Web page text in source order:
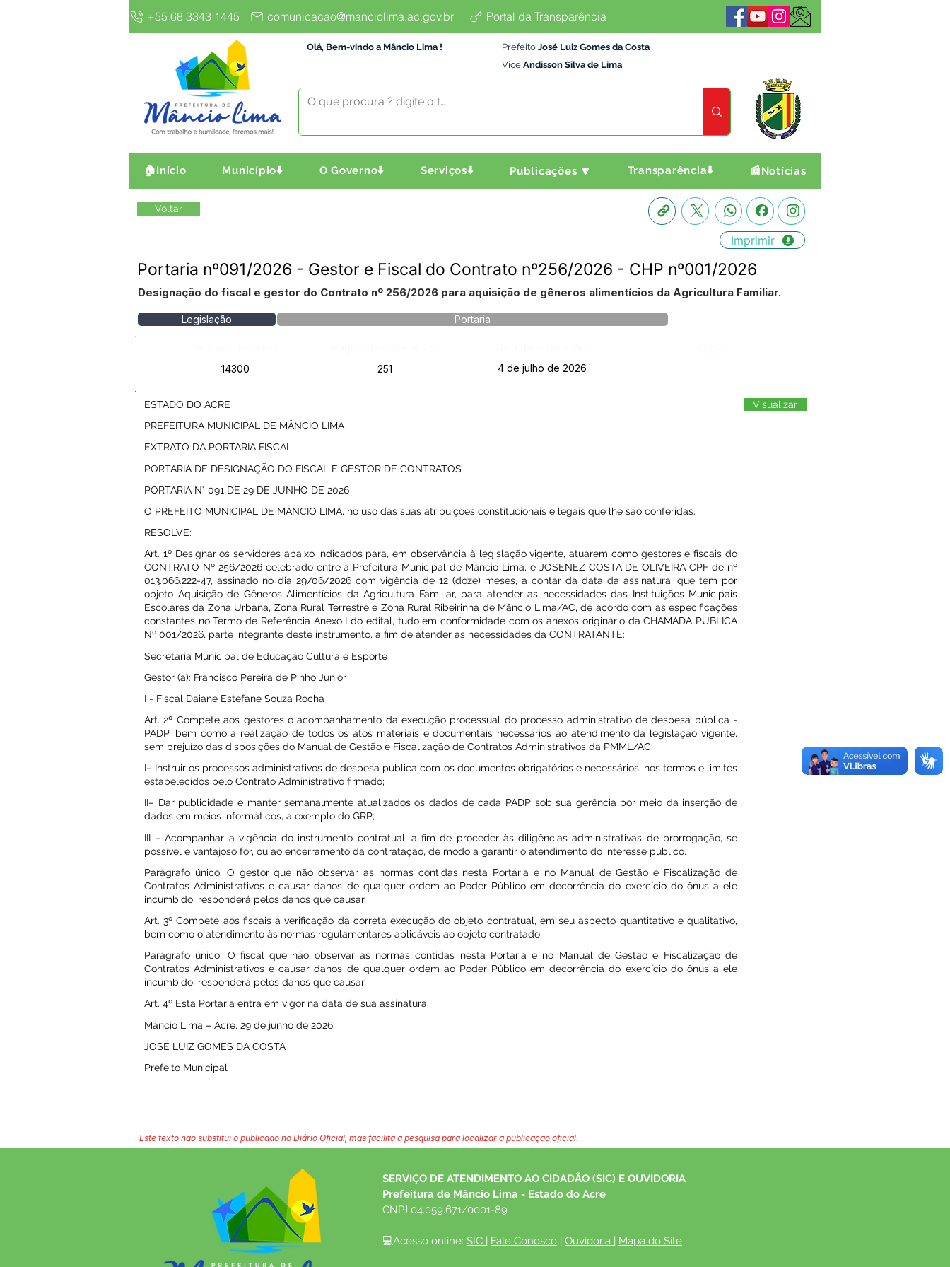
+55 68 3343 1445 comunicacao@manciolima.ac.gov.br Portal da Transparência
Olá, Bem-vindo a Mâncio Lima ! Prefeito José Luiz Gomes da Costa
Vice Andisson Silva de Lima
🏠Início Município⬇️ O Governo⬇️ Serviços⬇️ Publicações 🔽 Transparência⬇️ 📰Notícias
Voltar
Imprimir
Portaria nº091/2026 - Gestor e Fiscal do Contrato nº256/2026 - CHP nº001/2026
Designação do fiscal e gestor do Contrato nº 256/2026 para aquisição de gêneros alimentícios da Agricultura Familiar.
Legislação Portaria
14300
251 4 de julho de 2026
ESTADO DO ACRE
PREFEITURA MUNICIPAL DE MÂNCIO LIMA
EXTRATO DA PORTARIA FISCAL
PORTARIA DE DESIGNAÇÃO DO FISCAL E GESTOR DE CONTRATOS
PORTARIA N° 091 DE 29 DE JUNHO DE 2026
O PREFEITO MUNICIPAL DE MÂNCIO LIMA, no uso das suas atribuições constitucionais e legais que lhe são conferidas.
RESOLVE:
Art. 1º Designar os servidores abaixo indicados para, em observância à legislação vigente, atuarem como gestores e fiscais do
CONTRATO Nº 256/2026 celebrado entre a Prefeitura Municipal de Mâncio Lima, e JOSENEZ COSTA DE OLIVEIRA CPF de nº
013.066.222-47, assinado no dia 29/06/2026 com vigência de 12 (doze) meses, a contar da data da assinatura, que tem por
objeto Aquisição de Gêneros Alimentícios da Agricultura Familiar, para atender as necessidades das Instituições Municipais
Escolares da Zona Urbana, Zona Rural Terrestre e Zona Rural Ribeirinha de Mâncio Lima/AC, de acordo com as especificações
constantes no Termo de Referência Anexo I do edital, tudo em conformidade com os anexos originário da CHAMADA PUBLICA
Nº 001/2026, parte integrante deste instrumento, a fim de atender as necessidades da CONTRATANTE:
Secretaria Municipal de Educação Cultura e Esporte
Gestor (a): Francisco Pereira de Pinho Junior
I - Fiscal Daiane Estefane Souza Rocha
Art. 2º Compete aos gestores o acompanhamento da execução processual do processo administrativo de despesa pública -
PADP, bem como a realização de todos os atos materiais e documentais necessários ao atendimento da legislação vigente,
sem prejuízo das disposições do Manual de Gestão e Fiscalização de Contratos Administrativos da PMML/AC:
I– Instruir os processos administrativos de despesa pública com os documentos obrigatórios e necessários, nos termos e limites
estabelecidos pelo Contrato Administrativo firmado;
II– Dar publicidade e manter semanalmente atualizados os dados de cada PADP sob sua gerência por meio da inserção de
dados em meios informáticos, a exemplo do GRP;
III – Acompanhar a vigência do instrumento contratual, a fim de proceder às diligências administrativas de prorrogação, se
possível e vantajoso for, ou ao encerramento da contratação, de modo a garantir o atendimento do interesse público.
Parágrafo único. O gestor que não observar as normas contidas nesta Portaria e no Manual de Gestão e Fiscalização de
Contratos Administrativos e causar danos de qualquer ordem ao Poder Público em decorrência do exercício do ônus a ele
incumbido, responderá pelos danos que causar.
Art. 3º Compete aos fiscais a verificação da correta execução do objeto contratual, em seu aspecto quantitativo e qualitativo,
bem como o atendimento às normas regulamentares aplicáveis ao objeto contratado.
Parágrafo único. O fiscal que não observar as normas contidas nesta Portaria e no Manual de Gestão e Fiscalização de
Contratos Administrativos e causar danos de qualquer ordem ao Poder Público em decorrência do exercício do ônus a ele
incumbido, responderá pelos danos que causar.
Art. 4º Esta Portaria entra em vigor na data de sua assinatura.
Mâncio Lima – Acre, 29 de junho de 2026.
JOSÉ LUIZ GOMES DA COSTA
Prefeito Municipal
Visualizar
Este texto não substitui o publicado no Diário Oficial, mas facilita a pesquisa para localizar a publicação oficial.
SERVIÇO DE ATENDIMENTO AO CIDADÃO (SIC) E OUVIDORIA
Prefeitura de Mâncio Lima - Estado do Acre
CNPJ 04.059.671/0001-89
💻Acesso online: SIC | Fale Conosco | Ouvidoria | Mapa do Site